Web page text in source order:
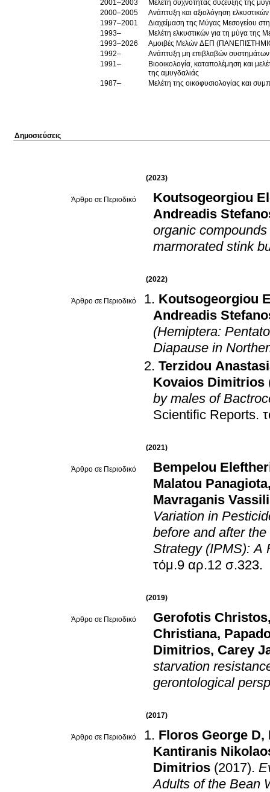
2001–2003
Μελέτη συχνότητας σύζευξης της
2000–2005
Ανάπτυξη και αξιολόγηση
1997–2001
Διαχείμαση της Μύγας Μεσογείου
1993–
Μελέτη ελκυστικών για τη μύγα της
1993–2026
Αμοιβές Μελών ΔΕΠ
1992–
Ανάπτυξη μη επιβλαβών
1991–
Βιοοικολογία, καταπολέμηση και
της αμυγδαλιάς
1987–
Μελέτη της οικοφυσιολογίας και
Δημοσιεύσεις
(2023)
Άρθρο σε Περιοδικό
Koutsogeorgiou
Andreadis
organic
marmorated stink
(2022)
Άρθρο σε Περιοδικό
Koutsogeorgiou
Andreadis
(Hemiptera:
Diapause in
Terzidou
Kovaios Dimitrios
by males of
Scientific Reports.
(2021)
Άρθρο σε Περιοδικό
Bempelou
Malatou Panagiota
Mavraganis
Variation in
before and after
Strategy (IPMS): A
τόμ.9 αρ.12 σ.323.
(2019)
Άρθρο σε Περιοδικό Gerofotis Christos
Christiana,
Dimitrios, Carey
starvation
gerontological
(2017)
Άρθρο σε Περιοδικό Floros George D,
Kantiranis
Dimitrios (2017).
Adults of the Bean